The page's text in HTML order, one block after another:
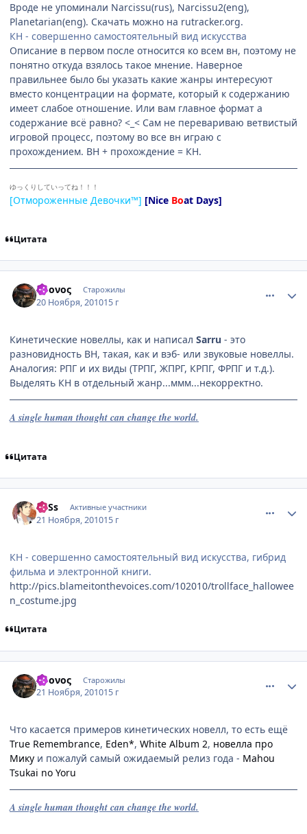
Вроде не упоминали Narcissu(rus), Narcissu2(eng),
Planetarian(eng). Скачать можно на rutracker.org.
КН - совершенно самостоятельный вид искусства
Описание в первом после относится ко всем вн, поэтому не
понятно откуда взялось такое мнение. Наверное
правильнее было бы указать какие жанры интересуют
вместо концентрации на формате, который к содержанию
имеет слабое отношение. Или вам главное формат а
содержание всё равно? <_< Сам не перевариваю ветвистый
игровой процесс, поэтому во все вн играю с
прохождением. ВН + прохождение = КН.
ゆっくりしていってね！！！
[Отмороженные Девочки™] [Nice Boat Days]
Цитата
Χρονος Старожилы
20 Ноября, 201015 г
Кинетические новеллы, как и написал Sarru - это
разновидность ВН, такая, как и вэб- или звуковые новеллы.
Аналогия: РПГ и их виды (ТРПГ, ЖПРГ, КРПГ, ФРПГ и т.д.).
Выделять КН в отдельный жанр...ммм...некорректно.
A single human thought can change the world.
Цитата
LoSs Активные участники
21 Ноября, 201015 г
КН - совершенно самостоятельный вид искусства, гибрид
фильма и электронной книги.
http://pics.blameitonthevoices.com/102010/trollface_hallowee
n_costume.jpg
Цитата
Χρονος Старожилы
21 Ноября, 201015 г
Что касается примеров кинетических новелл, то есть ещё
True Remembrance, Eden*, White Album 2, новелла про
Мику и пожалуй самый ожидаемый релиз года - Mahou
Tsukai no Yoru
A single human thought can change the world.